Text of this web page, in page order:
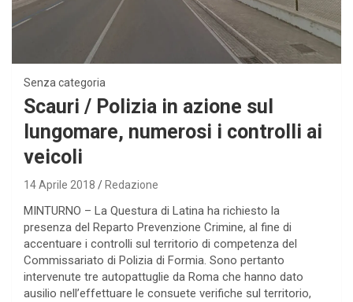
Senza categoria
Scauri / Polizia in azione sul
lungomare, numerosi i controlli ai
veicoli
14 Aprile 2018 Redazione
MINTURNO – La Questura di Latina ha richiesto la
presenza del Reparto Prevenzione Crimine, al fine di
accentuare i controlli sul territorio di competenza del
Commissariato di Polizia di Formia. Sono pertanto
intervenute tre autopattuglie da Roma che hanno dato
ausilio nell’effettuare le consuete verifiche sul territorio,